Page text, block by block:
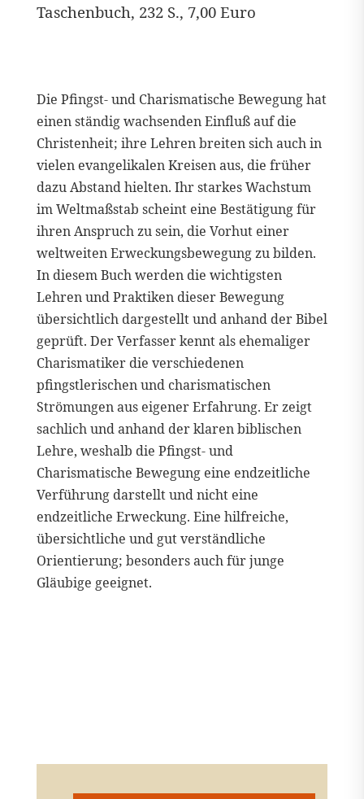
Taschenbuch, 232 S., 7,00 Euro
Die Pfingst- und Charismatische Bewegung hat
einen ständig wachsenden Einfluß auf die
Christenheit; ihre Lehren breiten sich auch in
vielen evangelikalen Kreisen aus, die früher
dazu Abstand hielten. Ihr starkes Wachstum
im Weltmaßstab scheint eine Bestätigung für
ihren Anspruch zu sein, die Vorhut einer
weltweiten Erweckungsbewegung zu bilden.
In diesem Buch werden die wichtigsten
Lehren und Praktiken dieser Bewegung
übersichtlich dargestellt und anhand der Bibel
geprüft. Der Verfasser kennt als ehemaliger
Charismatiker die verschiedenen
pfingstlerischen und charismatischen
Strömungen aus eigener Erfahrung. Er zeigt
sachlich und anhand der klaren biblischen
Lehre, weshalb die Pfingst- und
Charismatische Bewegung eine endzeitliche
Verführung darstellt und nicht eine
endzeitliche Erweckung. Eine hilfreiche,
übersichtliche und gut verständliche
Orientierung; besonders auch für junge
Gläubige geeignet.